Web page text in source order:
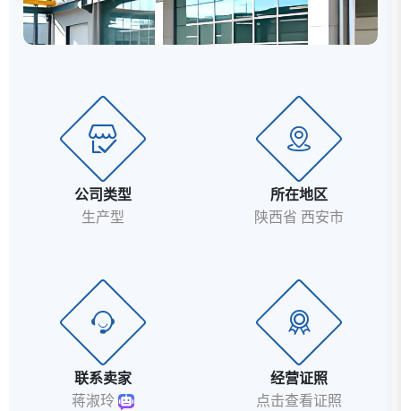
公司类型
生产型
所在地区
陕西省 西安市
联系卖家
蒋淑玲
经营证照
点击查看证照